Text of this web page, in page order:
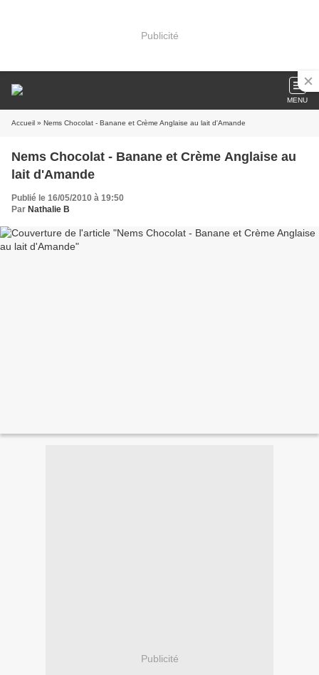
Publicité
MENU
Accueil » Nems Chocolat - Banane et Crème Anglaise au lait d'Amande
Nems Chocolat - Banane et Crème Anglaise au
lait d'Amande
Publié le 16/05/2010 à 19:50
Par Nathalie B
Publicité